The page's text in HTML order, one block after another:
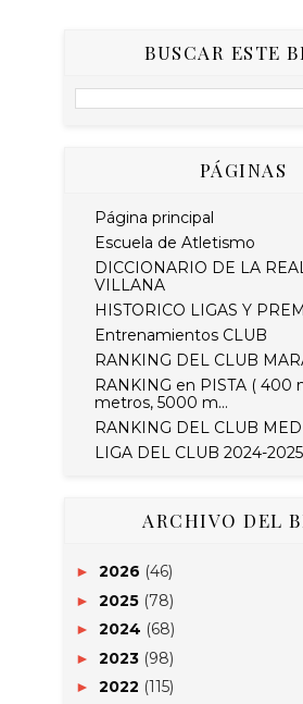
BUSCAR ESTE
PÁGINAS
Página principal
Escuela de Atletismo
DICCIONARIO DE LA
VILLANA
HISTORICO LIGAS Y
Entrenamientos CLUB
RANKING DEL CLUB
RANKING en PISTA ( 400
metros, 5000 m...
RANKING DEL CLUB
LIGA DEL CLUB 2024-2025
ARCHIVO DEL
► 2026 (46)
► 2025 (78)
► 2024 (68)
► 2023 (98)
► 2022 (115)